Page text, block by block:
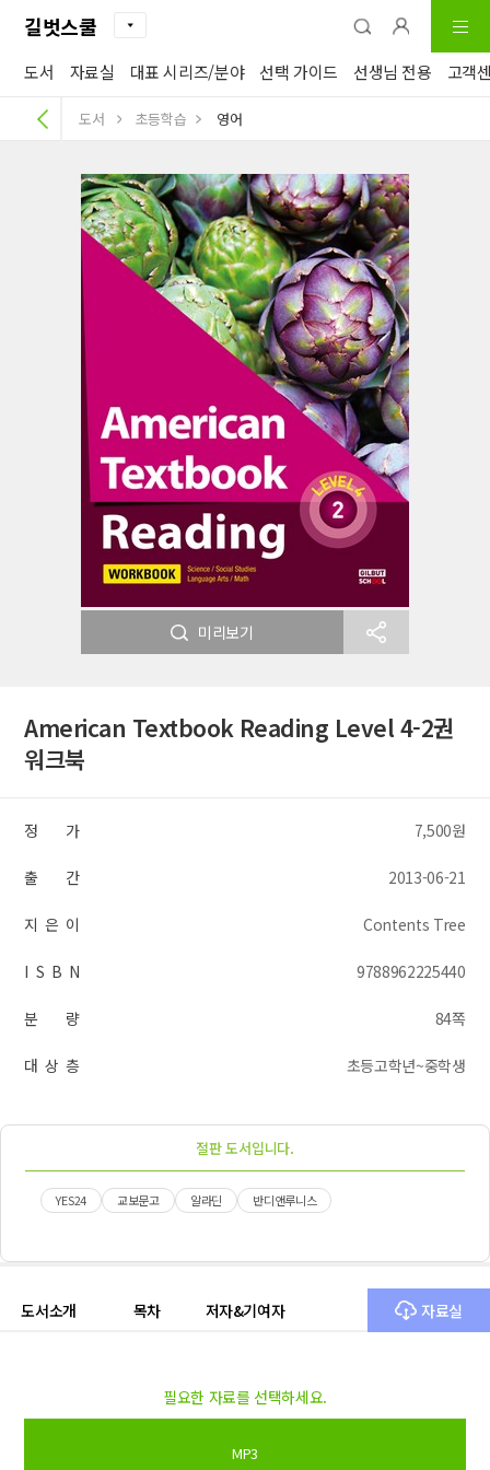
길벗스쿨
도서 자료실 대표 시리즈/분야 선택 가이드 선생님 전용 고객
도서 초등학습 영어
미리보기
American Textbook Reading Level 4-2권
워크북
정 가 7,500원
출 간 2013-06-21
지 은 이 Contents Tree
I S B N 9788962225440
분 량 84쪽
대 상 층 초등고학년~중학생
절판 도서입니다.
YES24 교보문고 알라딘 반디앤루니스
도서소개 목차 저자&기여자 자료실
필요한 자료를 선택하세요.
MP3